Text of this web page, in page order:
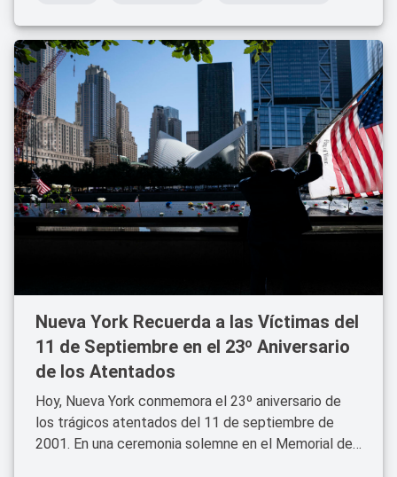
Nueva York Recuerda a las Víctimas del
11 de Septiembre en el 23º Aniversario
de los Atentados
Hoy, Nueva York conmemora el 23º aniversario de
los trágicos atentados del 11 de septiembre de
2001. En una ceremonia solemne en el Memorial del